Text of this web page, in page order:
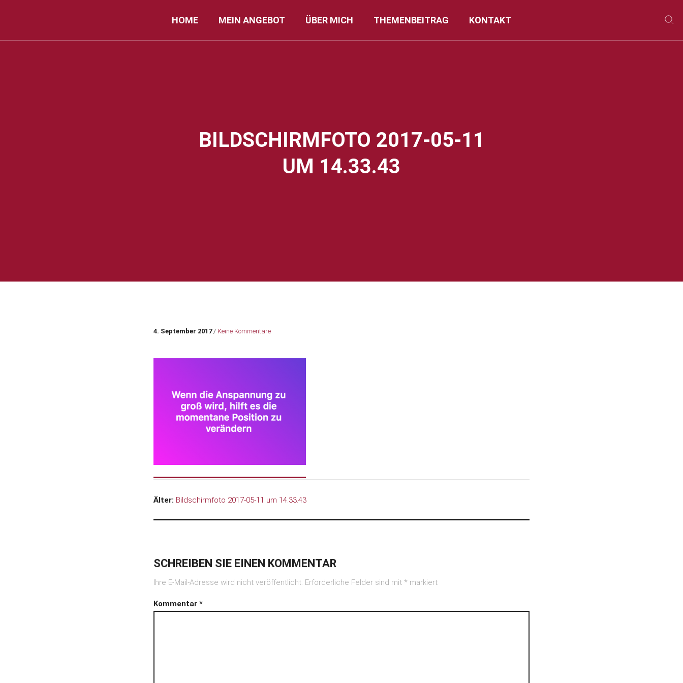
HOME MEIN ANGEBOT ÜBER MICH THEMENBEITRAG KONTAKT
BILDSCHIRMFOTO 2017-05-11
UM 14.33.43
4. September 2017 / Keine Kommentare
Älter: Bildschirmfoto 2017-05-11 um 14.33.43
SCHREIBEN SIE EINEN KOMMENTAR
Ihre E-Mail-Adresse wird nicht veröffentlicht. Erforderliche Felder sind mit *markiert
Kommentar *